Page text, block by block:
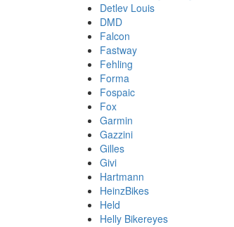
Detlev Louis
DMD
Falcon
Fastway
Fehling
Forma
Fospaic
Fox
Garmin
Gazzini
Gilles
Givi
Hartmann
HeinzBikes
Held
Helly Bikereyes